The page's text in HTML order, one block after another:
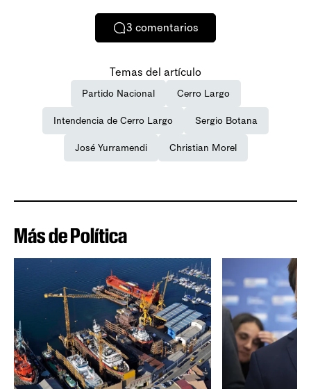
3 comentarios
Temas del artículo
Partido Nacional Cerro Largo
Intendencia de Cerro Largo Sergio Botana
José Yurramendi Christian Morel
Más de Política